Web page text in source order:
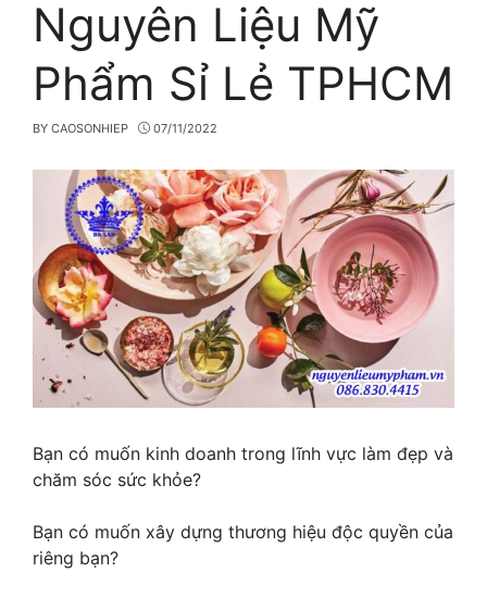
Nguyên Liệu Mỹ
Phẩm Sỉ Lẻ TPHCM
BY CAOSONHIEP 07/11/2022
Bạn có muốn kinh doanh trong lĩnh vực làm đẹp và
chăm sóc sức khỏe?
Bạn có muốn xây dựng thương hiệu độc quyền của
riêng bạn?